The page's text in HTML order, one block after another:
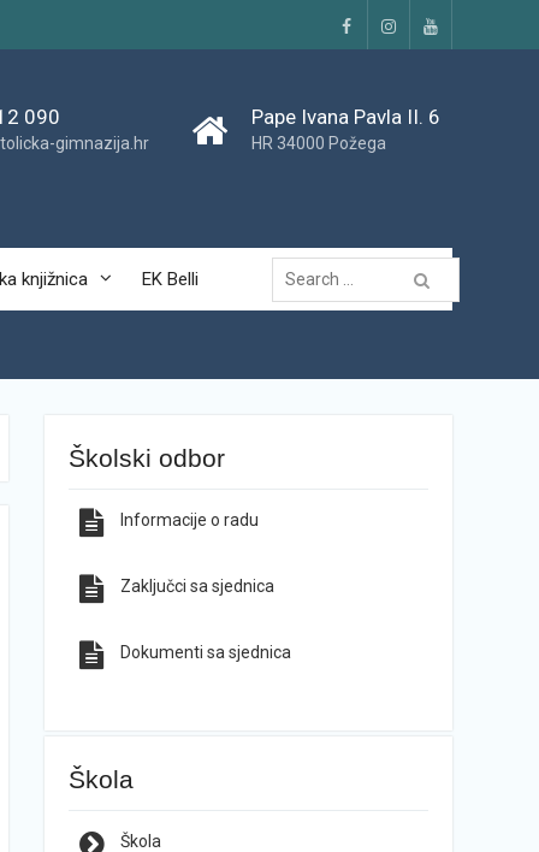
FacebookInstagramYouTube
090
gimnazija.hr
Pape Ivana Pavla II. 6
HR 34000 Požega
knjižnica EK Belli
Traži...
Školski odbor
Informacije o radu
Zaključci sa sjednica
Dokumenti sa sjednica
Škola
Škola